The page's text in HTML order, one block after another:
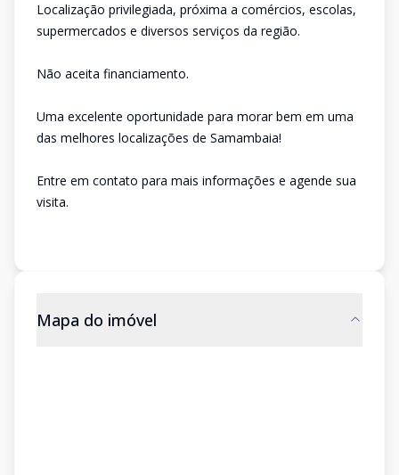
Localização privilegiada, próxima a comércios, escolas,
supermercados e diversos serviços da região.
Não aceita financiamento.
Uma excelente oportunidade para morar bem em uma
das melhores localizações de Samambaia!
Entre em contato para mais informações e agende sua
visita.
Mapa do imóvel